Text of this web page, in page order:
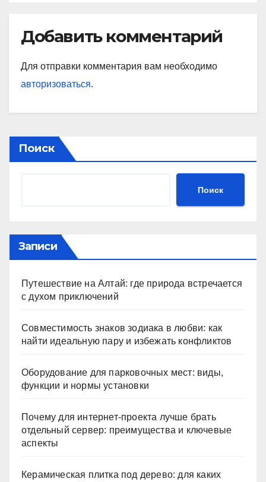
Добавить комментарий
Для отправки комментария вам необходимо
авторизоваться.
Поиск
Поиск
Записи
Путешествие на Алтай: где природа встречается
с духом приключений
Совместимость знаков зодиака в любви: как
найти идеальную пару и избежать конфликтов
Оборудование для парковочных мест: виды,
функции и нормы установки
Почему для интернет-проекта лучше брать
отдельный сервер: преимущества и ключевые
аспекты
Керамическая плитка под дерево: для каких